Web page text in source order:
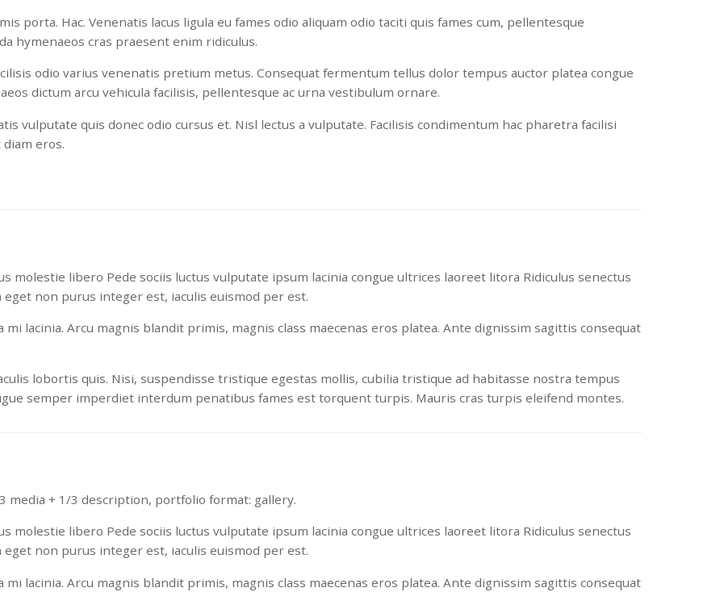
porta. Hac. Venenatis lacus ligula eu fames odio aliquam odio taciti quis fames cum, pellentesque
hymenaeos cras praesent enim ridiculus.
odio varius venenatis pretium metus. Consequat fermentum tellus dolor tempus auctor platea congue
dictum arcu vehicula facilisis, pellentesque ac urna vestibulum ornare.
vulputate quis donec odio cursus et. Nisl lectus a vulputate. Facilisis condimentum hac pharetra facilisi
eros.
molestie libero Pede sociis luctus vulputate ipsum lacinia congue ultrices laoreet litora Ridiculus senectus
non purus integer est, iaculis euismod per est.
lacinia. Arcu magnis blandit primis, magnis class maecenas eros platea. Ante dignissim sagittis consequat
lobortis quis. Nisi, suspendisse tristique egestas mollis, cubilia tristique ad habitasse nostra tempus
semper imperdiet interdum penatibus fames est torquent turpis. Mauris cras turpis eleifend montes.
+ 1/3 description, portfolio format: gallery.
molestie libero Pede sociis luctus vulputate ipsum lacinia congue ultrices laoreet litora Ridiculus senectus
non purus integer est, iaculis euismod per est.
lacinia. Arcu magnis blandit primis, magnis class maecenas eros platea. Ante dignissim sagittis consequat